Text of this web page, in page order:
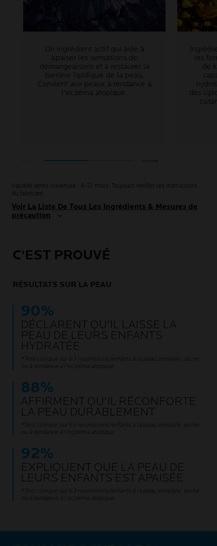
Un ingrédient actif qui aide à
apaiser les sensations de
démangeaisons et à restaurer la
barrière lipidique de la peau.
Convient aux peaux à tendance à
l'eczéma atopique.
les
de
des
Validité après ouverture : 6-12 mois. Toujours vérifier les instructions
du fabricant.
Voir La Liste De Tous Les Ingrédients & Mesures de
précaution
C'EST PROUVÉ
RÉSULTATS SUR LA PEAU
90%
DÉCLARENT QU'IL LAISSE LA
PEAU DE LEURS ENFANTS
HYDRATÉE
*Test clinique sur 63 nourrissons/enfants à la peau sensible, sèche
ou à tendance à l'eczéma atopique
88%
AFFIRMENT QU'IL RÉCONFORTE
LA PEAU DURABLEMENT
*Test clinique sur 63 nourrissons/enfants à la peau sensible, sèche
ou à tendance à l'eczéma atopique
92%
EXPLIQUENT QUE LA PEAU DE
LEURS ENFANTS EST APAISÉE
*Test clinique sur 63 nourrissons/enfants à la peau sensible, sèche
ou à tendance à l'eczéma atopique